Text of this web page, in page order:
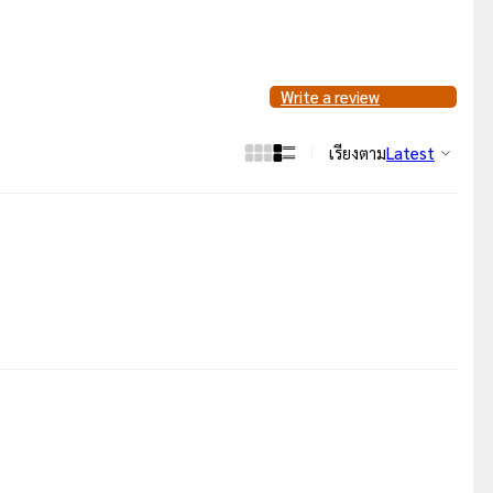
Write a review
เรียงตามLatest